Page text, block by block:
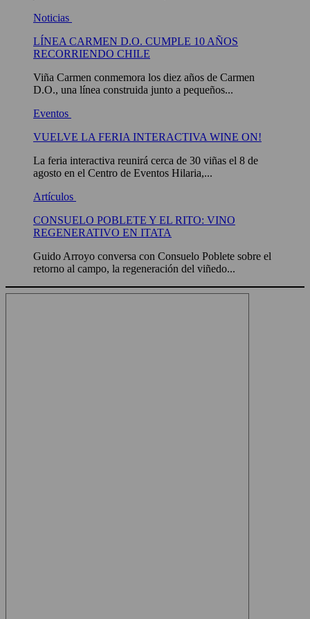
Noticias
LÍNEA CARMEN D.O. CUMPLE 10 AÑOS
RECORRIENDO CHILE
Viña Carmen conmemora los diez años de Carmen
D.O., una línea construida junto a pequeños...
Eventos
VUELVE LA FERIA INTERACTIVA WINE ON!
La feria interactiva reunirá cerca de 30 viñas el 8 de
agosto en el Centro de Eventos Hilaria,...
Artículos
CONSUELO POBLETE Y EL RITO: VINO
REGENERATIVO EN ITATA
Guido Arroyo conversa con Consuelo Poblete sobre el
retorno al campo, la regeneración del viñedo...